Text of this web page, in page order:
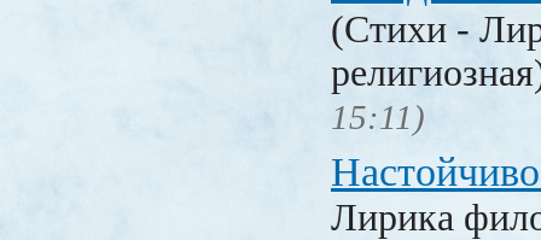
(Стихи -
15:11)
Лирика